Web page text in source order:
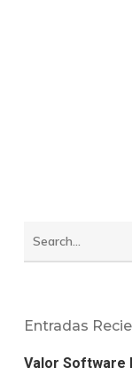
Entradas
Valor Software